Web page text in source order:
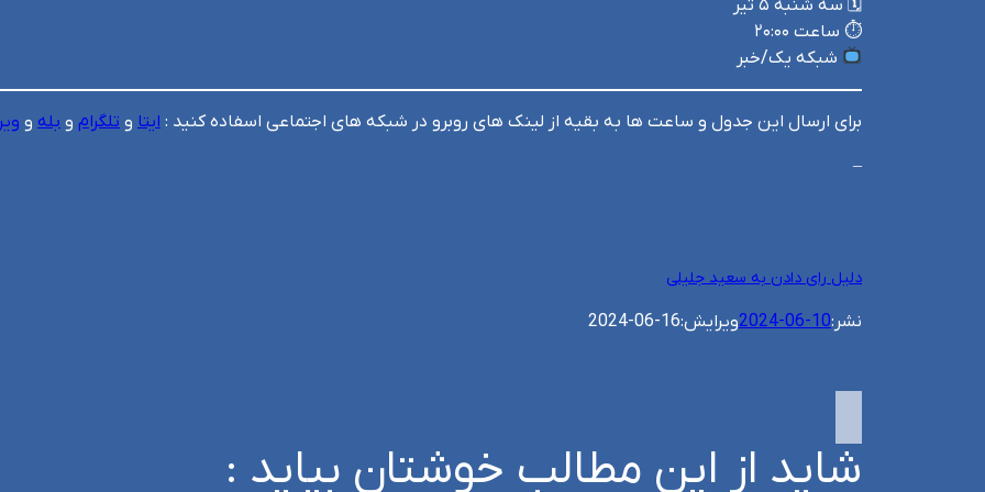
🗓 سه شنبه ۵ تیر
⏱ ساعت ۲۰:۰۰
شبکه یک/خبر
برای ارسال این جدول و ساعت ها به بقیه از لینک های روبرو در شبکه های اجتماعی اسفاده کنید : ایتا و تلگرام و بله و
–
دلیل رای دادن به سعید جلیلی
نشر:2024-06-10ویرایش:2024-06-16
شاید از این مطالب خوشتان بیاید :